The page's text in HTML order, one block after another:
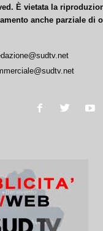
È vietata la
anche parziale di